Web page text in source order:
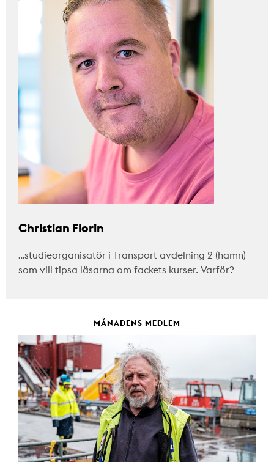
Christian Florin
…studieorganisatör i Transport avdelning 2 (hamn)
som vill tipsa läsarna om fackets kurser. Varför?
MÅNADENS MEDLEM